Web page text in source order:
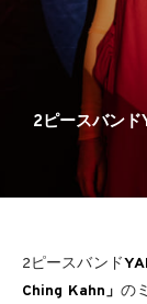
2ピースバン
2ピースバンド
Ching Kahn」の